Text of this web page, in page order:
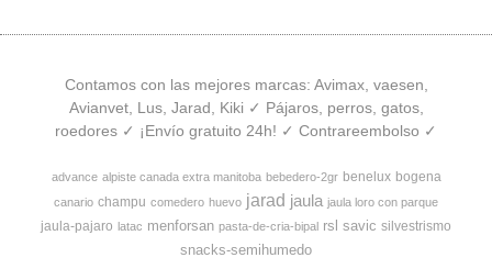
Contamos con las mejores marcas: Avimax, vaesen,
Avianvet, Lus, Jarad, Kiki ✓ Pájaros, perros, gatos,
roedores ✓ ¡Envío gratuito 24h! ✓ Contrareembolso ✓
advance alpiste canada extra manitoba bebedero-2gr benelux bogena
canario champu comedero huevo jarad jaula jaula loro con parque
jaula-pajaro latac menforsan pasta-de-cria-bipal rsl savic silvestrismo
snacks-semihumedo